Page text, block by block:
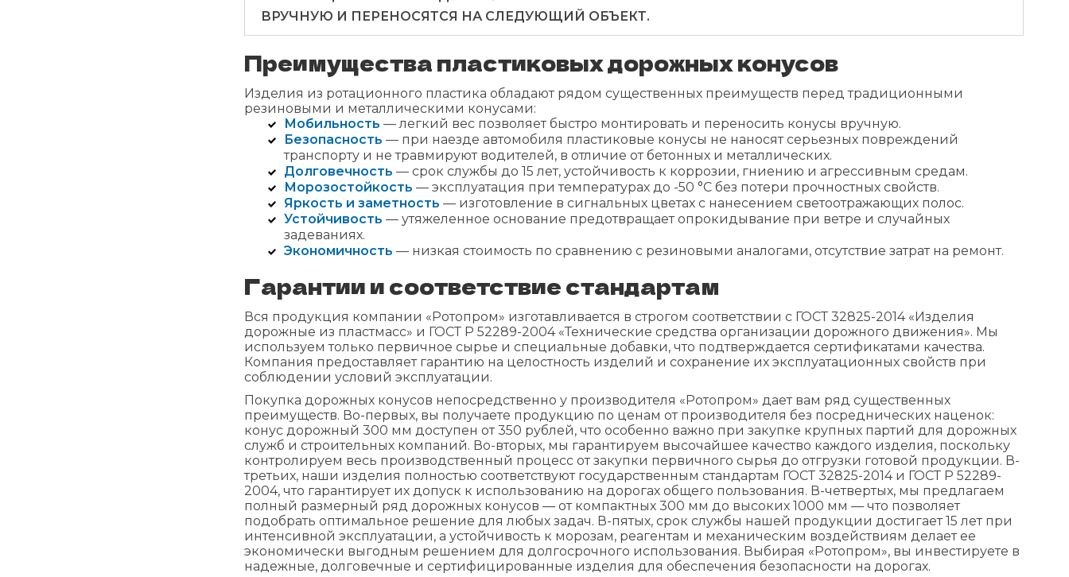
ВРУЧНУЮ И ПЕРЕНОСЯТСЯ НА СЛЕДУЮЩИЙ ОБЪЕКТ.
Преимущества пластиковых дорожных конусов
Изделия из ротационного пластика обладают рядом существенных преимуществ перед традиционными
резиновыми и металлическими конусами:
Мобильность — легкий вес позволяет быстро монтировать и переносить конусы вручную.
Безопасность — при наезде автомобиля пластиковые конусы не наносят серьезных повреждений
транспорту и не травмируют водителей, в отличие от бетонных и металлических.
Долговечность — срок службы до 15 лет, устойчивость к коррозии, гниению и агрессивным средам.
Морозостойкость — эксплуатация при температурах до -50 °С без потери прочностных свойств.
Яркость и заметность — изготовление в сигнальных цветах с нанесением светоотражающих полос.
Устойчивость — утяжеленное основание предотвращает опрокидывание при ветре и случайных
задеваниях.
Экономичность — низкая стоимость по сравнению с резиновыми аналогами, отсутствие затрат на ремонт.
Гарантии и соответствие стандартам
Вся продукция компании «Ротопром» изготавливается в строгом соответствии с ГОСТ 32825-2014 «Изделия
дорожные из пластмасс» и ГОСТ Р 52289-2004 «Технические средства организации дорожного движения». Мы
используем только первичное сырье и специальные добавки, что подтверждается сертификатами качества.
Компания предоставляет гарантию на целостность изделий и сохранение их эксплуатационных свойств при
соблюдении условий эксплуатации.
Покупка дорожных конусов непосредственно у производителя «Ротопром» дает вам ряд существенных
преимуществ. Во-первых, вы получаете продукцию по ценам от производителя без посреднических наценок:
конус дорожный 300 мм доступен от 350 рублей, что особенно важно при закупке крупных партий для дорожных
служб и строительных компаний. Во-вторых, мы гарантируем высочайшее качество каждого изделия, поскольку
контролируем весь производственный процесс от закупки первичного сырья до отгрузки готовой продукции. В-
третьих, наши изделия полностью соответствуют государственным стандартам ГОСТ 32825-2014 и ГОСТ Р 52289-
2004, что гарантирует их допуск к использованию на дорогах общего пользования. В-четвертых, мы предлагаем
полный размерный ряд дорожных конусов — от компактных 300 мм до высоких 1000 мм — что позволяет
подобрать оптимальное решение для любых задач. В-пятых, срок службы нашей продукции достигает 15 лет при
интенсивной эксплуатации, а устойчивость к морозам, реагентам и механическим воздействиям делает ее
экономически выгодным решением для долгосрочного использования. Выбирая «Ротопром», вы инвестируете в
надежные, долговечные и сертифицированные изделия для обеспечения безопасности на дорогах.